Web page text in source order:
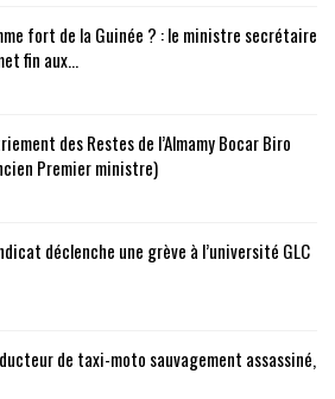
fort de la Guinée ? : le ministre secrétaire
fin aux…
des Restes de l’Almamy Bocar Biro
Premier ministre)
déclenche une grève à l’université GLC
de taxi-moto sauvagement assassiné,